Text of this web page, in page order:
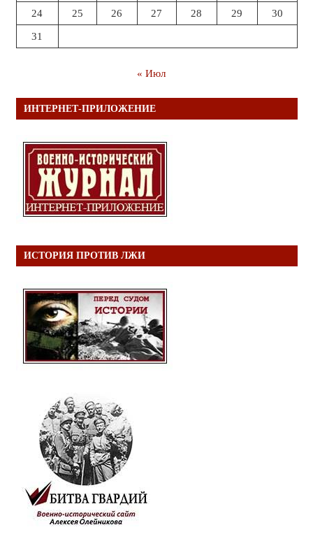
24 25 26 27 28 29 30
31
« Июл
ИНТЕРНЕТ-ПРИЛОЖЕНИЕ
ИСТОРИЯ ПРОТИВ ЛЖИ